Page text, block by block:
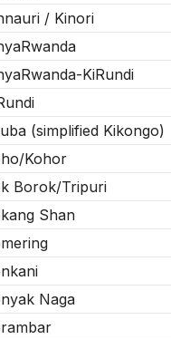
/ Kinori
KiRundi
(simplified Kikongo)
Kohor
Borok/Tripuri
Shan
Naga